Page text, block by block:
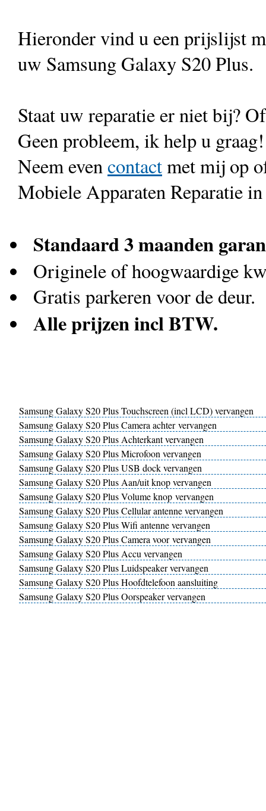
Hieronder vind u een prijslijst
uw Samsung Galaxy S20 Plus.
Staat uw reparatie er niet bij?
Geen probleem, ik help u graag!
Neem evencontactmet mij op
Mobiele Apparaten Reparatie
Standaard 3 maanden
Originele of hoogwaardige
Gratis parkeren voor de deur.
Alle prijzen incl BTW.
Samsung Galaxy S20 Plus Touchscreen (incl LCD) vervangen
Samsung Galaxy S20 Plus Camera achter vervangen
Samsung Galaxy S20 Plus Achterkant vervangen
Samsung Galaxy S20 Plus Microfoon vervangen
Samsung Galaxy S20 Plus USB dock vervangen
Samsung Galaxy S20 Plus Aan/uit knop vervangen
Samsung Galaxy S20 Plus Volume knop vervangen
Samsung Galaxy S20 Plus Cellular antenne vervangen
Samsung Galaxy S20 Plus Wifi antenne vervangen
Samsung Galaxy S20 Plus Camera voor vervangen
Samsung Galaxy S20 Plus Accu vervangen
Samsung Galaxy S20 Plus Luidspeaker vervangen
Samsung Galaxy S20 Plus Hoofdtelefoon aansluiting
Samsung Galaxy S20 Plus Oorspeaker vervangen